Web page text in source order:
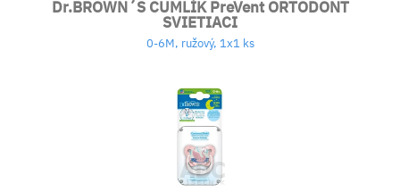
Dr.BROWN´S CUMLÍK PreVent ORTODONT
SVIETIACI
0-6M, ružový, 1x1 ks